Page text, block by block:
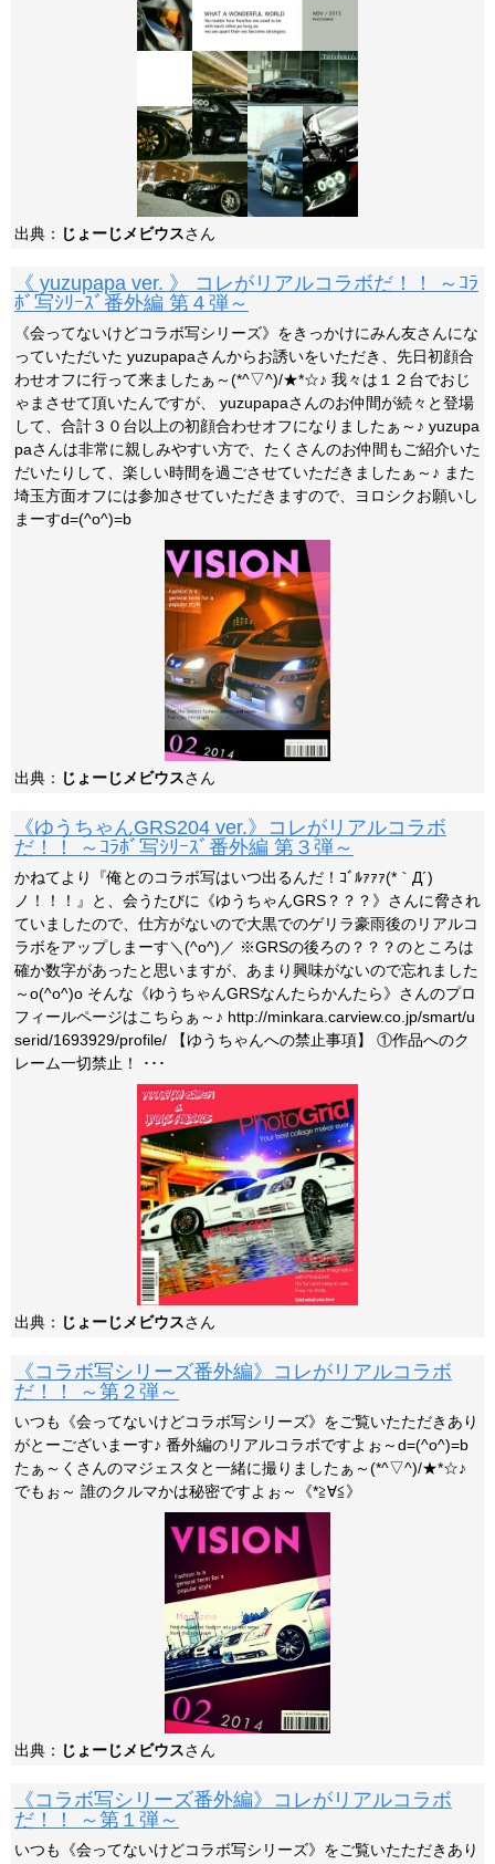
出典： じょーじメビウスさん
《 yuzupapa ver. 》 コレがリアルコラボだ！！ ～ｺﾗ
ﾎﾞ写ｼﾘｰｽﾞ番外編 第４弾～
《会ってないけどコラボ写シリーズ》をきっかけにみん友さんにな
っていただいた yuzupapaさんからお誘いをいただき、先日初顔合
わせオフに行って来ましたぁ～(*^▽^)/★*☆♪ 我々は１２台でおじ
ゃまさせて頂いたんですが、 yuzupapaさんのお仲間が続々と登場
して、合計３０台以上の初顔合わせオフになりましたぁ～♪ yuzupa
paさんは非常に親しみやすい方で、たくさんのお仲間もご紹介いた
だいたりして、楽しい時間を過ごさせていただきましたぁ～♪ また
埼玉方面オフには参加させていただきますので、ヨロシクお願いし
まーすd=(^o^)=b
出典： じょーじメビウスさん
《ゆうちゃんGRS204 ver.》コレがリアルコラボ
だ！！ ～ｺﾗﾎﾞ写ｼﾘｰｽﾞ番外編 第３弾～
かねてより『俺とのコラボ写はいつ出るんだ！ｺﾞﾙｧｧｧ(*｀Д´)
ノ！！！』と、会うたびに《ゆうちゃんGRS？？？》さんに脅され
ていましたので、仕方がないので大黒でのゲリラ豪雨後のリアルコ
ラボをアップしまーす＼(^o^)／ ※GRSの後ろの？？？のところは
確か数字があったと思いますが、あまり興味がないので忘れました
～o(^o^)o そんな《ゆうちゃんGRSなんたらかんたら》さんのプロ
フィールページはこちらぁ～♪ http://minkara.carview.co.jp/smart/u
serid/1693929/profile/ 【ゆうちゃんへの禁止事項】 ①作品へのク
レーム一切禁止！ ･･･
出典： じょーじメビウスさん
《コラボ写シリーズ番外編》コレがリアルコラボ
だ！！ ～第２弾～
いつも《会ってないけどコラボ写シリーズ》をご覧いたただきあり
がとーございまーす♪ 番外編のリアルコラボですよぉ～d=(^o^)=b
たぁ～くさんのマジェスタと一緒に撮りましたぁ～(*^▽^)/★*☆♪
でもぉ～ 誰のクルマかは秘密ですよぉ～《*≧∀≦》
出典： じょーじメビウスさん
《コラボ写シリーズ番外編》コレがリアルコラボ
だ！！ ～第１弾～
いつも《会ってないけどコラボ写シリーズ》をご覧いたただきあり